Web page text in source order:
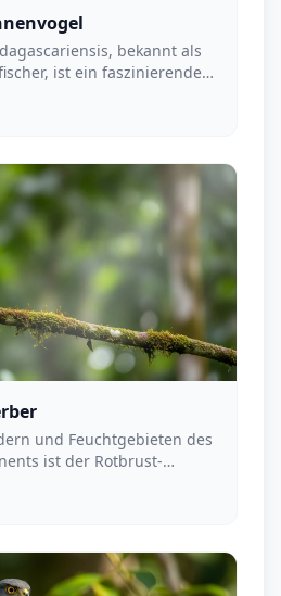
bekannt als
ist ein faszinierender
und Feuchtgebieten des
ist der Rotbrust-